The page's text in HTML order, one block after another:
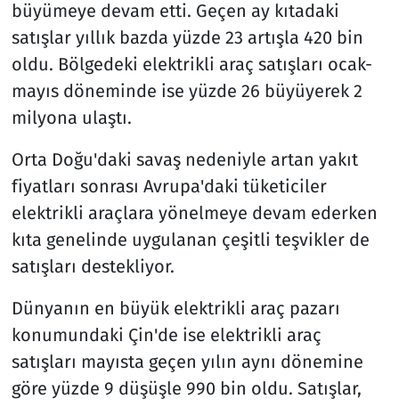
büyümeye devam etti. Geçen ay kıtadaki
satışlar yıllık bazda yüzde 23 artışla 420 bin
oldu. Bölgedeki elektrikli araç satışları ocak-
mayıs döneminde ise yüzde 26 büyüyerek 2
milyona ulaştı.
Orta Doğu'daki savaş nedeniyle artan yakıt
fiyatları sonrası Avrupa'daki tüketiciler
elektrikli araçlara yönelmeye devam ederken
kıta genelinde uygulanan çeşitli teşvikler de
satışları destekliyor.
Dünyanın en büyük elektrikli araç pazarı
konumundaki Çin'de ise elektrikli araç
satışları mayısta geçen yılın aynı dönemine
göre yüzde 9 düşüşle 990 bin oldu. Satışlar,